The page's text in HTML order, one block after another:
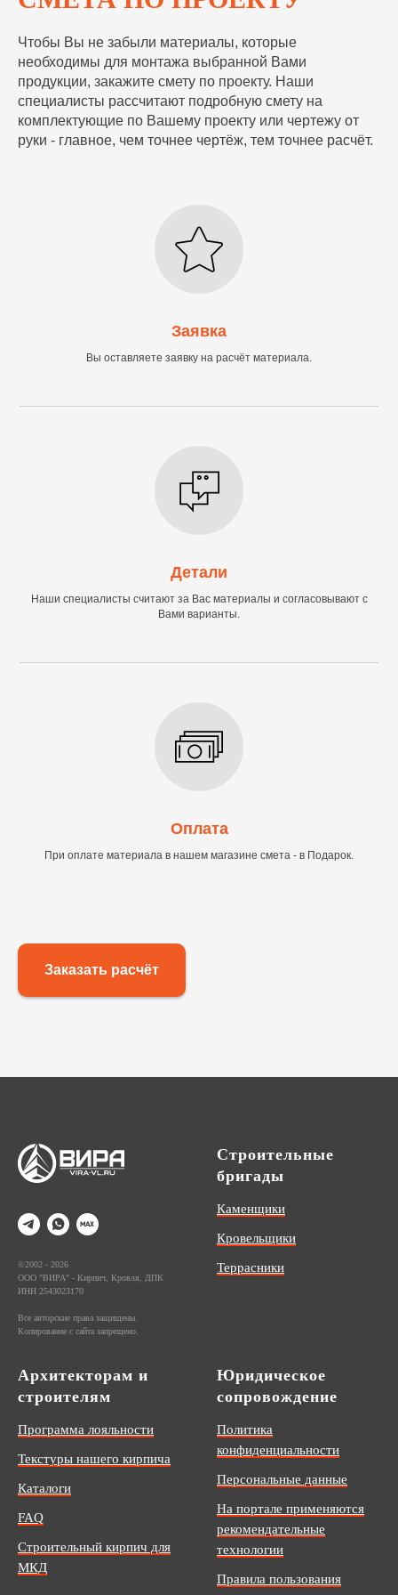
Чтобы Вы не забыли материалы, которые
необходимы для монтажа выбранной Вами
продукции, закажите смету по проекту. Наши
специалисты рассчитают подробную смету на
комплектующие по Вашему проекту или чертежу от
руки - главное, чем точнее чертёж, тем точнее расчёт.
Заявка
Вы оставляете заявку на расчёт материала.
Детали
Наши специалисты считают за Вас материалы и согласовывают с
Вами варианты.
Оплата
При оплате материала в нашем магазине смета - в Подарок.
Заказать расчёт
©2002 - 2026
ООО "ВИРА" - Кирпич, Кровля, ДПК
ИНН 2543023170
Все авторские права защищены.
Копирование с сайта запрещено.
Строительные
бригады
Каменщики
Кровельщики
Террасники
Архитекторам и
строителям
Программа лояльности
Текстуры нашего кирпича
Каталоги
FAQ
Строительный кирпич для
МКД
Юридическое
сопровождение
Политика
конфиденциальности
Персональные данные
На портале применяются
рекомендательные
технологии
Правила пользования